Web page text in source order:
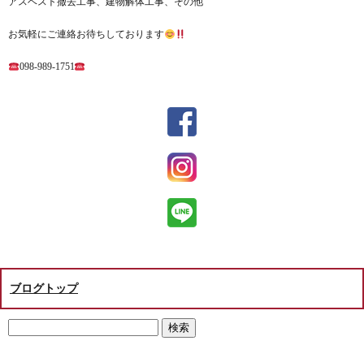
お気軽にご連絡お待ちしております
098-989-1751
ブログトップ